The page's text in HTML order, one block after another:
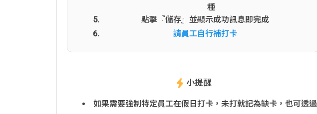
種
點擊『儲存』並顯示成功訊息即完成
請員工自行補打卡
小提醒
如果需要強制特定員工在假日打卡，未打就記為缺卡，也可透過